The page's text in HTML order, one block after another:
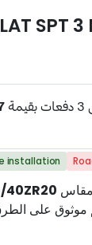
SPT 3
installation
مقاس 40ZR20